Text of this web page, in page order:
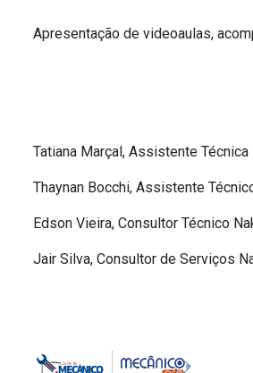
Apresentação de videoaulas,
Tatiana Marçal, Assistente Técnica
Thaynan Bocchi, Assistente
Edson Vieira, Consultor Técnico
Jair Silva, Consultor de Serviços